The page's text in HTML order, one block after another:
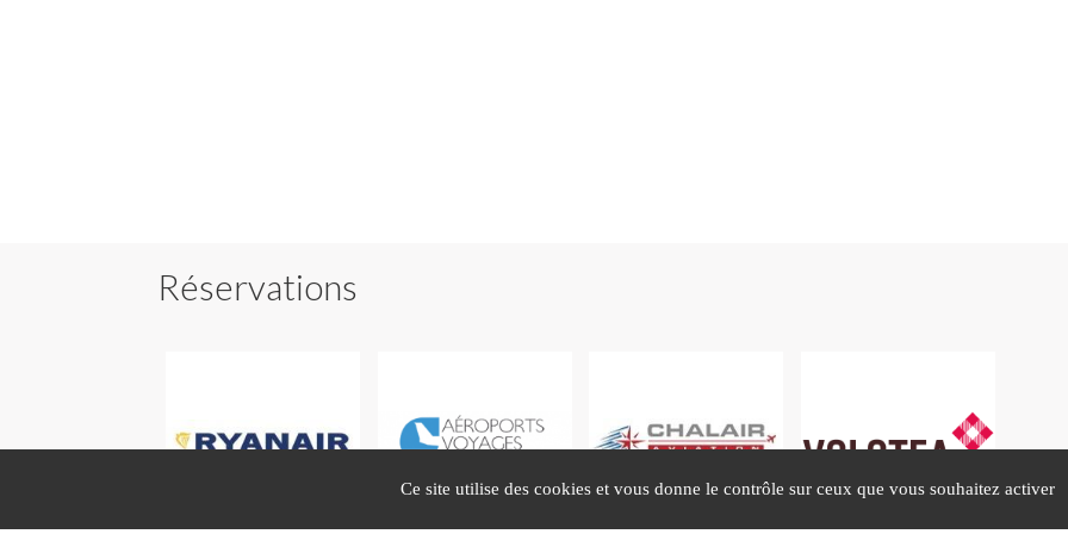
Réservations
Ce site utilise des cookies et vous donne le contrôle sur ceux que vous souhaitez activer